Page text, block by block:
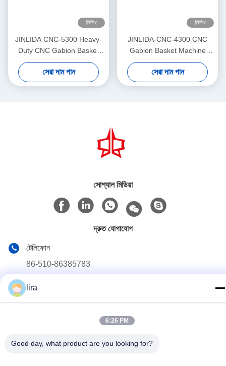
ভিডিও
JINLIDA CNC-5300 Heavy-
Duty CNC Gabion Basket
Welding Machine 5300mm
Width Double Twist Mesh
Production Equipment
সেরা দাম পান
ভিডিও
JINLIDA-CNC-4300 CNC
Gabion Basket Machine
4300mm Working Width
Servo-Driven Double Twist
Mesh Equipment
সেরা দাম পান
সোশ্যাল মিডিয়া
দ্রুত যোগাযোগ
টেলিফোন
86-510-86385783
ই-মেইল
চীন
lira
6:26 PM
Good day, what product are you looking for?